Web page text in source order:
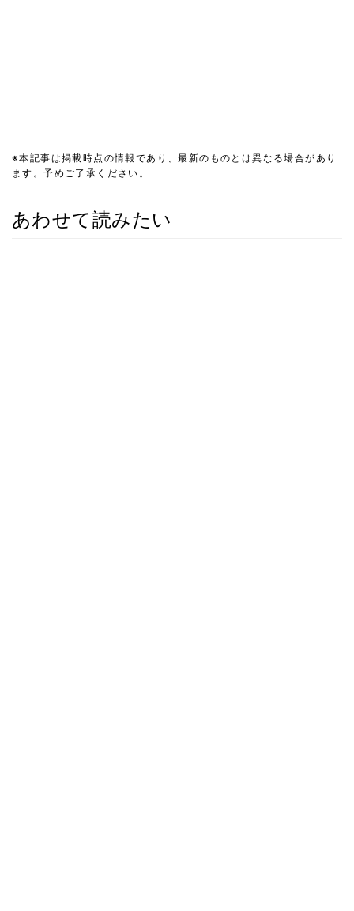
※本記事は掲載時点の情報であり、最新のものとは異なる場合があり
ます。予めご了承ください。
あわせて読みたい